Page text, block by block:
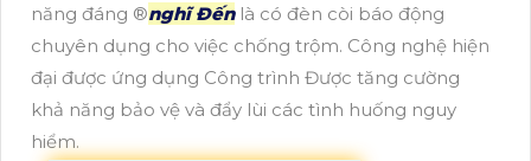
năng đáng ®️nghĩ Đếnlà có đèn còi báo động
chuyên dụng cho việc chống trộm. Công nghệ hiện
đại được ứng dụng Công trình Được tăng cường
khả năng bảo vệ và đẩy lùi các tình huống nguy
hiểm.